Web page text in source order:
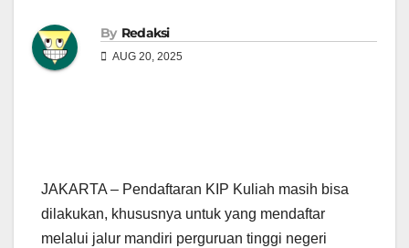
By Redaksi
AUG 20, 2025
JAKARTA – Pendaftaran KIP Kuliah masih bisa
dilakukan, khususnya untuk yang mendaftar
melalui jalur mandiri perguruan tinggi negeri